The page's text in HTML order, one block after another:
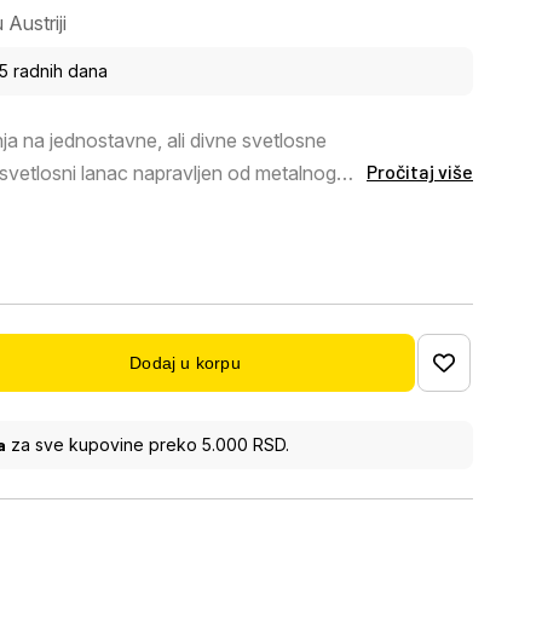
Austriji
radnih dana
na jednostavne, ali divne svetlosne
lanac napravljen od metalnog
belo svetlo. Moguće je uključiti i
Pročitaj više
Dodaj u korpu
za sve kupovine preko 5.000 RSD.